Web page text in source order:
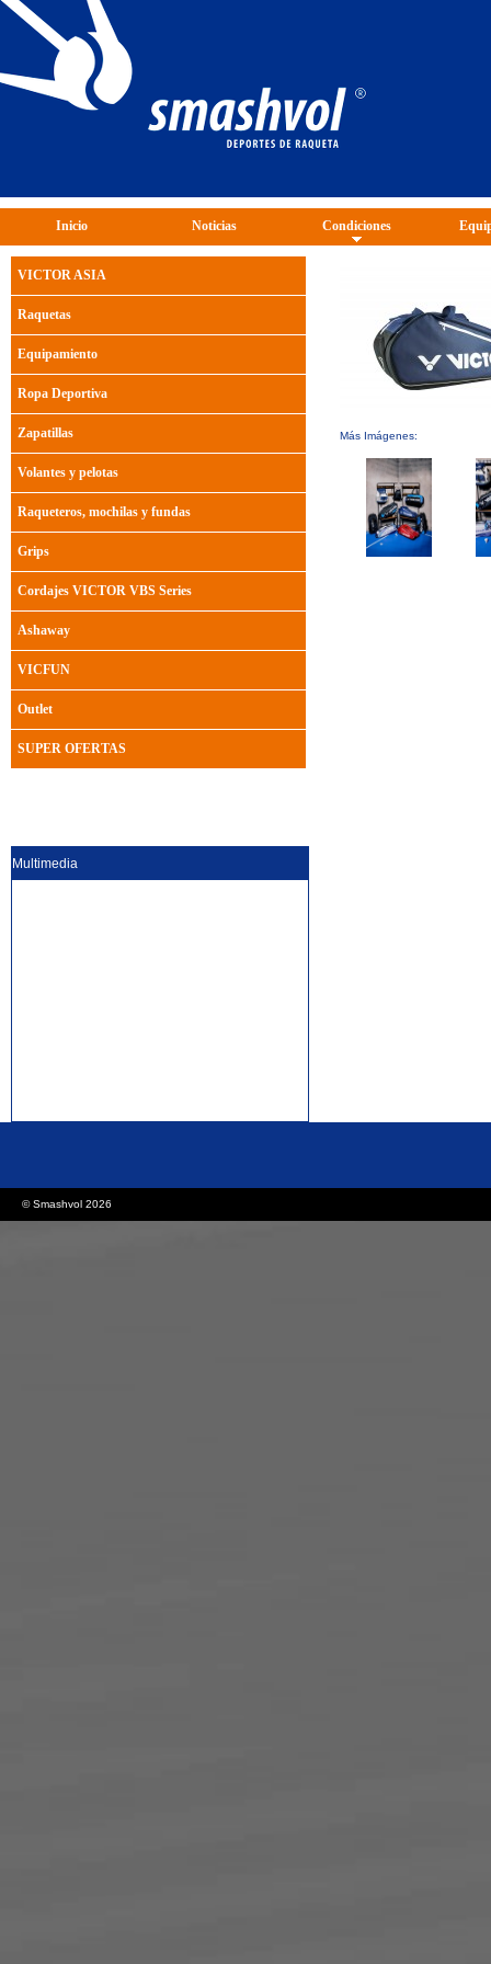
Inicio Noticias Condiciones
Más Imágenes:
VICTOR ASIA
Raquetas
Equipamiento
Ropa Deportiva
Zapatillas
Volantes y pelotas
Raqueteros, mochilas y fundas
Grips
Cordajes VICTOR VBS Series
Ashaway
VICFUN
Outlet
SUPER OFERTAS
Multimedia
© Smashvol 2026